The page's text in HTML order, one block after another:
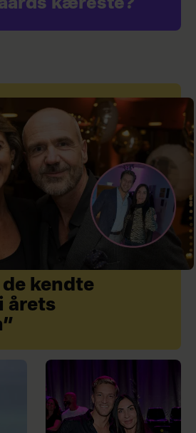
kæreste?
de kendte
årets